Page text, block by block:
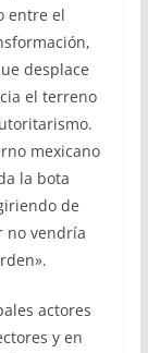
entre el
desplace
el terreno
mexicano
la bota
de
no vendría
actores
y en